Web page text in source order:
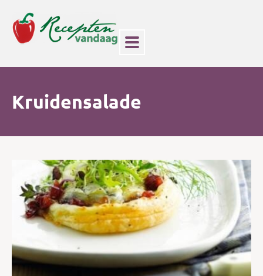
Kruidensalade